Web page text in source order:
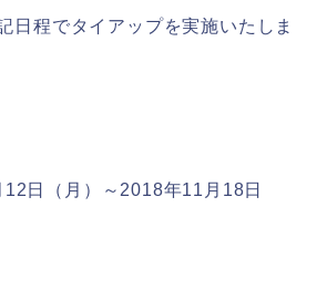
日程でタイアップを実施いたしま
日（月）～2018年11月18日